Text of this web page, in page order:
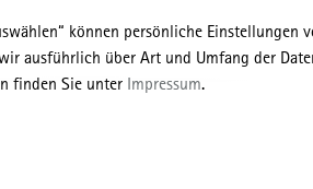
können persönliche Einstellungen
ausführlich über Art und Umfang der
finden Sie unter Impressum.